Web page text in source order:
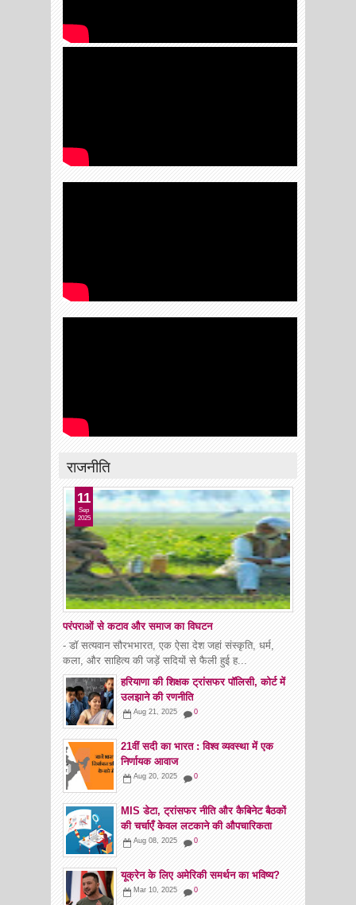
राजनीति
परंपराओं से कटाव और समाज का विघटन
11
Sep
2025
- डॉ सत्यवान सौरभभारत, एक ऐसा देश जहां संस्कृति, धर्म,
कला, और साहित्य की जड़ें सदियों से फैली हुई ह...
हरियाणा की शिक्षक ट्रांसफर पॉलिसी, कोर्ट में
उलझाने की रणनीति
Aug 21, 2025 0
21वीं सदी का भारत : विश्व व्यवस्था में एक
निर्णायक आवाज
Aug 20, 2025 0
MIS डेटा, ट्रांसफर नीति और कैबिनेट बैठकों
की चर्चाएँ केवल लटकाने की औपचारिकता
Aug 08, 2025 0
यूक्रेन के लिए अमेरिकी समर्थन का भविष्य?
Mar 10, 2025 0